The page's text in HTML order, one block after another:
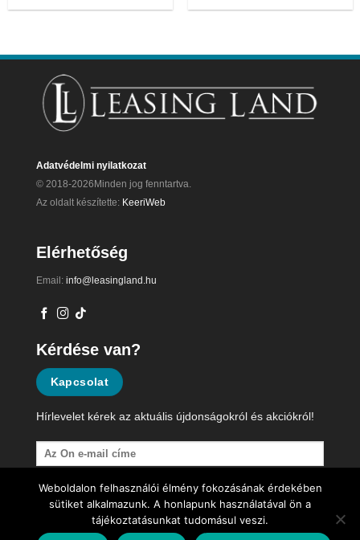
Adatvédelmi nyilatkozat
© 2018-2026Minden jog fenntartva.
Az oldalt készítette: KeeriWeb
Elérhetőség
Email: info@leasingland.hu
Kérdése van?
Kapcsolat
Hírlevelet kérek az aktuális újdonságokról és akciókról!
Weboldalon felhasználói élmény fokozásának érdekében
sütiket alkalmazunk. A honlapunk használatával ön a
tájékoztatásunkat tudomásul veszi.